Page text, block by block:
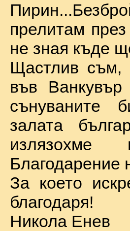
прелитам
не зная къде
Щастлив съм,
във
сънуваните
залата
Благодарение
За което
благодаря!
Никола Енев